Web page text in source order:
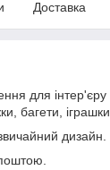
Доставка
для
багети, іграшки
дизайн.